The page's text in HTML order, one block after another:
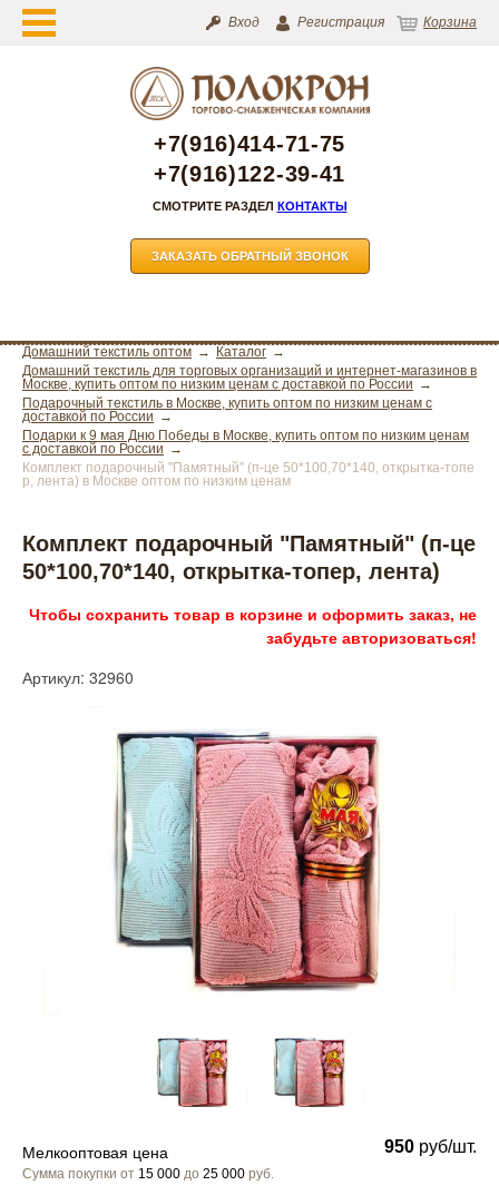
Вход Регистрация Корзина
+7(916)414-71-75
+7(916)122-39-41
СМОТРИТЕ РАЗДЕЛ КОНТАКТЫ
ЗАКАЗАТЬ ОБРАТНЫЙ ЗВОНОК
Домашний текстиль оптом
Каталог
Домашний текстиль для торговых организаций и интернет-магазинов в
Москве, купить оптом по низким ценам с доставкой по России
Подарочный текстиль в Москве, купить оптом по низким ценам с
доставкой по России
Подарки к 9 мая Дню Победы в Москве, купить оптом по низким ценам
с доставкой по России
Комплект подарочный "Памятный" (п-це 50*100,70*140, открытка-топе
р, лента) в Москве оптом по низким ценам
Комплект подарочный "Памятный" (п-це
50*100,70*140, открытка-топер, лента)
Чтобы сохранить товар в корзине и оформить заказ, не
забудьте авторизоваться!
Артикул: 32960
Мелкооптовая цена
Сумма покупки от 15 000 до 25 000 руб.
950 руб/шт.